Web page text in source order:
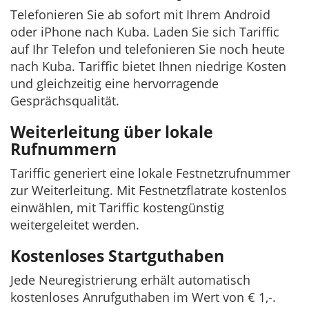
Telefonieren Sie ab sofort mit Ihrem Android
oder iPhone nach Kuba. Laden Sie sich Tariffic
auf Ihr Telefon und telefonieren Sie noch heute
nach Kuba. Tariffic bietet Ihnen niedrige Kosten
und gleichzeitig eine hervorragende
Gesprächsqualität.
Weiterleitung über lokale
Rufnummern
Tariffic generiert eine lokale Festnetzrufnummer
zur Weiterleitung. Mit Festnetzflatrate kostenlos
einwählen, mit Tariffic kostengünstig
weitergeleitet werden.
Kostenloses Startguthaben
Jede Neuregistrierung erhält automatisch
kostenloses Anrufguthaben im Wert von € 1,-.